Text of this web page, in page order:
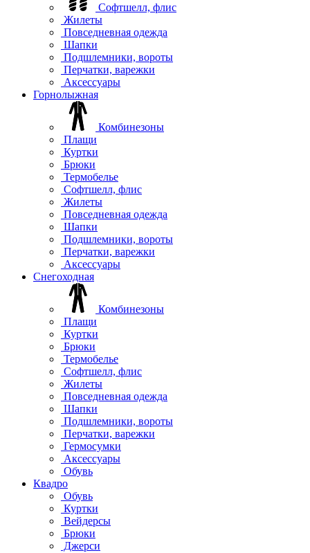
Софтшелл, флис
Жилеты
Повседневная одежда
Шапки
Подшлемники, вороты
Перчатки, варежки
Аксессуары
Горнолыжная
Комбинезоны
Плащи
Куртки
Брюки
Термобелье
Софтшелл, флис
Жилеты
Повседневная одежда
Шапки
Подшлемники, вороты
Перчатки, варежки
Аксессуары
Снегоходная
Комбинезоны
Плащи
Куртки
Брюки
Термобелье
Софтшелл, флис
Жилеты
Повседневная одежда
Шапки
Подшлемники, вороты
Перчатки, варежки
Гермосумки
Аксессуары
Обувь
Квадро
Обувь
Куртки
Вейдерсы
Брюки
Джерси